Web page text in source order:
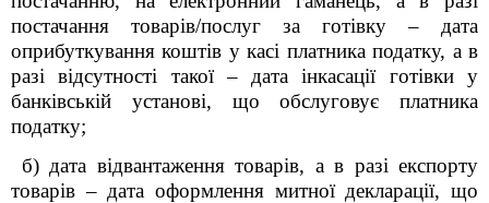
постачання товарів/послуг за готівку – дата
оприбуткування коштів у касі платника податку, а в
разі відсутності такої – дата інкасації готівки у
банківській установі, що обслуговує платника
податку;
б) дата відвантаження товарів, а в разі експорту
товарів – дата оформлення митної декларації, що